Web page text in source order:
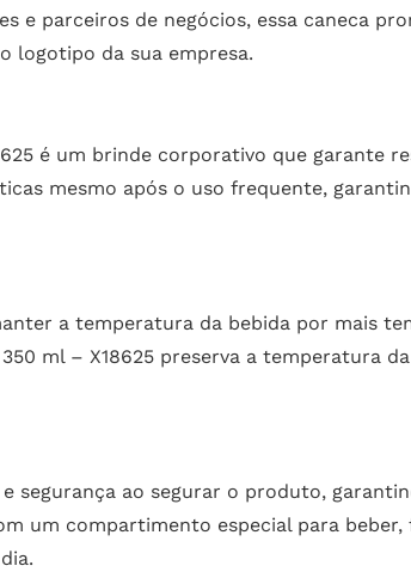
e parceiros de negócios, essa caneca
logotipo da sua empresa.
é um brinde corporativo que garante
mesmo após o uso frequente,
a temperatura da bebida por mais
ml – X18625 preserva a temperatura
segurança ao segurar o produto,
um compartimento especial para